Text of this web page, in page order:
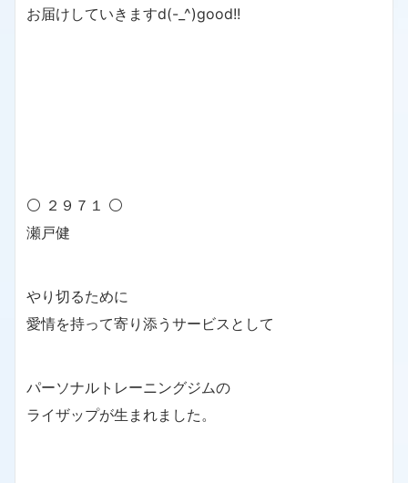
お届けしていきますd(-_^)good!!
⚪ ２９７１ ⚪
瀬戸健
やり切るために
愛情を持って寄り添うサービスとして
パーソナルトレーニングジムの
ライザップが生まれました。